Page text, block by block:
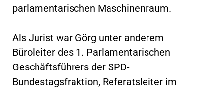
parlamentarischen Maschinenraum.
Als Jurist war Görg unter anderem
Büroleiter des 1. Parlamentarischen
Geschäftsführers der SPD-
Bundestagsfraktion, Referatsleiter im